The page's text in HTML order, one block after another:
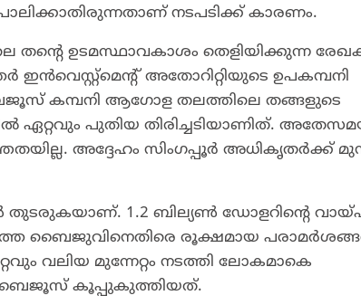
നടപടിക്ക് കാരണം.
തന്റെ ഉടമസ്ഥാവകാശം തെളിയിക്കുന്ന
ഇൻവെസ്റ്റ്‌മെന്റ് അതോറിറ്റിയുടെ ഉപകമ്പനി
കമ്പനി ആഗോള തലത്തിലെ തങ്ങളുടെ
ഏറ്റവും പുതിയ തിരിച്ചടിയാണിത്.
അദ്ദേഹം സിംഗപ്പൂർ അധികൃതർക്ക്
തുടരുകയാണ്. 1.2 ബില്യൺ ഡോളറിന്റെ
ബൈജുവിനെതിരെ രൂക്ഷമായ
വലിയ മുന്നേറ്റം നടത്തി ലോകമാകെ
ബൈജൂസ് കൂപ്പുകുത്തിയത്.